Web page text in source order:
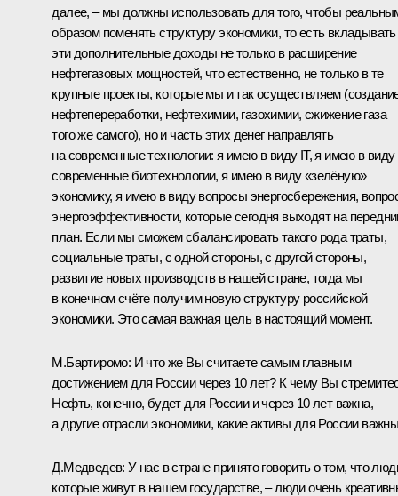
далее, – мы должны использовать для того, чтобы
образом поменять структуру экономики, то есть вкладывать
эти дополнительные доходы не только в расширение
нефтегазовых мощностей, что естественно, не только в те
крупные проекты, которые мы и так осуществляем
нефтепереработки, нефтехимии, газохимии, сжижение газа
того же самого), но и часть этих денег направлять
на современные технологии: я имею в виду IT, я имею в виду
современные биотехнологии, я имею в виду «зелёную»
экономику, я имею в виду вопросы энергосбережения,
энергоэффективности, которые сегодня выходят на
план. Если мы сможем сбалансировать такого рода траты,
социальные траты, с одной стороны, с другой стороны,
развитие новых производств в нашей стране, тогда мы
в конечном счёте получим новую структуру российской
экономики. Это самая важная цель в настоящий момент.
М.Бартиромо: И что же Вы считаете самым главным
достижением для России через 10 лет? К чему Вы
Нефть, конечно, будет для России и через 10 лет важна,
а другие отрасли экономики, какие активы для России
Д.Медведев: У нас в стране принято говорить о том, что
которые живут в нашем государстве, – люди очень